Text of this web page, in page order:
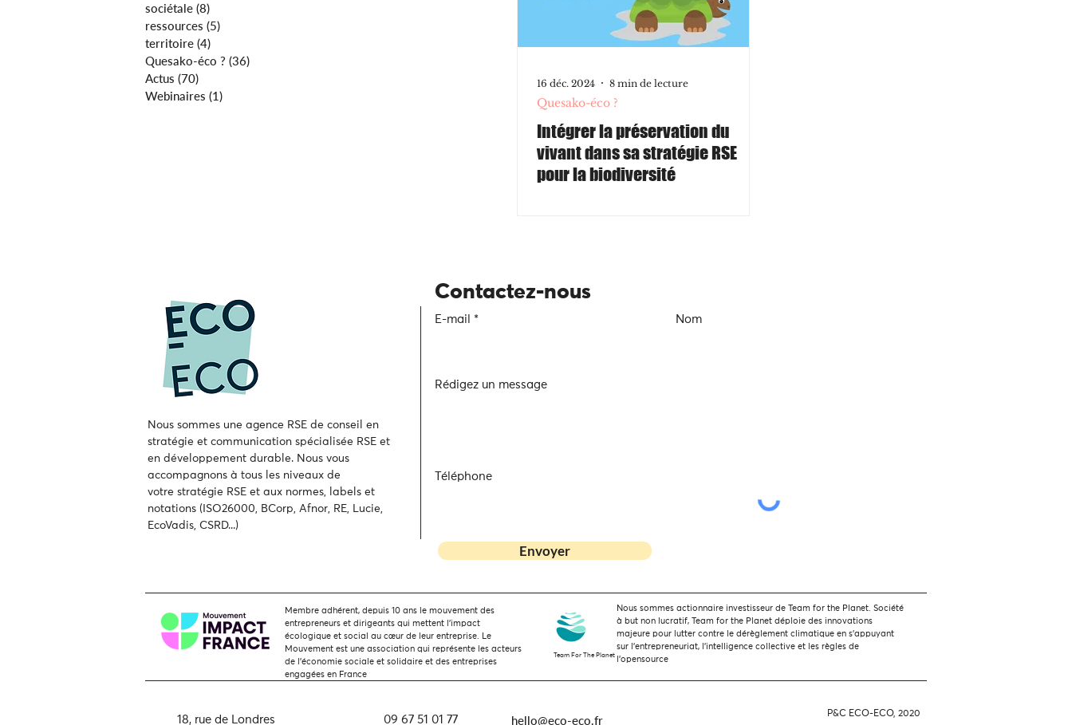
sociétale (8)
ressources (5)
territoire (4)
Quesako-éco ? (36)
Actus (70)
Webinaires (1)
16 déc. 2024 8 min de lecture
Quesako-éco ?
Intégrer la préservation du
vivant dans sa stratégie RSE
pour la biodiversité
Nous sommes une agence RSE de conseil en
stratégie et communication spécialisée RSE et
en développement durable. Nous vous
accompagnons à tous les niveaux de
votrestratégie RSE et aux normes, labels et
notations (ISO26000, BCorp, Afnor, RE, Lucie,
EcoVadis, CSRD...)
Contactez-nous
E-mail Nom
Rédigez un message
Téléphone
Envoyer
Membre adhérent, depuis 10 ans le mouvement des
entrepreneurs et dirigeants qui mettent l’impact
écologique et social au cœur de leur entreprise. Le
Mouvement est une association qui représente les acteurs
de l'économie sociale et solidaire et des entreprises
engagées en France
Nous sommes actionnaire investisseur de Team for the Planet. Société
à but non lucratif, Team for the Planet déploie des innovations
majeure pour lutter contre le dérèglement climatique en s'appuyant
sur l'entrepreneuriat, l'intelligence collective et les règles de
l'opensource
Team For The Planet
18, rue de Londres 09 67 51 01 77 hello@eco-eco.fr P&C ECO-ECO, 2020